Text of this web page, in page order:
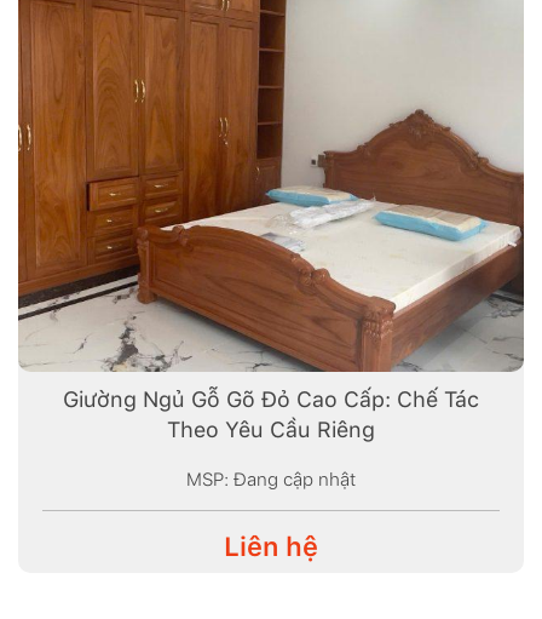
Giường Ngủ Gỗ Gõ Đỏ Cao Cấp: Chế Tác
Theo Yêu Cầu Riêng
MSP: Đang cập nhật
Liên hệ